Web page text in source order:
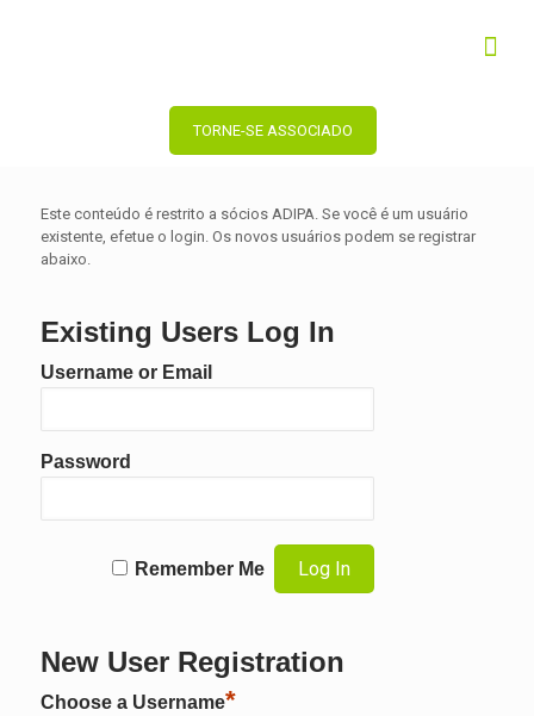
TORNE-SE ASSOCIADO
Este conteúdo é restrito a sócios ADIPA. Se você é um usuário
existente, efetue o login. Os novos usuários podem se registrar
abaixo.
Existing Users Log In
Username or Email
Password
Remember Me
New User Registration
Choose a Username*